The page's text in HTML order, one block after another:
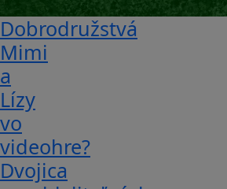
Dobrodružstvá
Mimi
a
Lízy
vo
videohre?
Dvojica